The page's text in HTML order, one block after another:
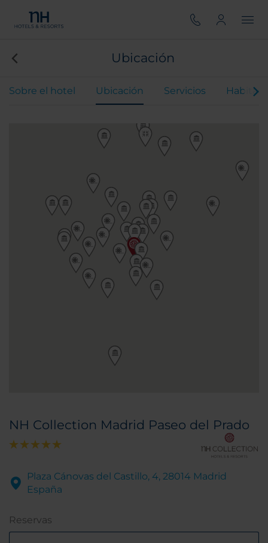
Ubicación
Sobre el hotel Ubicación Servicios
NH Collection Madrid Paseo del Prado
Plaza Cánovas del Castillo, 4, 28014 Madrid
España
Reservas